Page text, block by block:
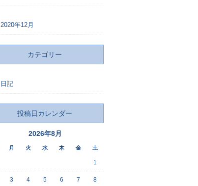
2020年12月
カテゴリー
日記
投稿日カレンダー
2026年8月
月 火 水 木 金 土
1
3 4 5 6 7 8